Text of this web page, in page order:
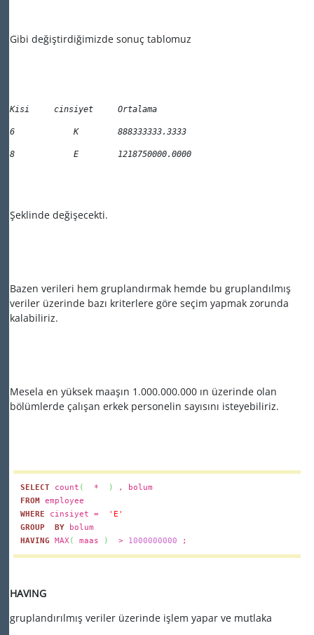
Gibi değiştirdiğimizde sonuç tablomuz
Kisi     cinsiyet     Ortalama
6            K        888333333.3333
8            E        1218750000.0000
Şeklinde değişecekti.
Bazen verileri hem gruplandırmak hemde bu gruplandılmış
veriler üzerinde bazı kriterlere göre seçim yapmak zorunda
kalabiliriz.
Mesela en yüksek maaşın 1.000.000.000 ın üzerinde olan
bölümlerde çalışan erkek personelin sayısını isteyebiliriz.
SELECT count ( * )
, bolum
FROM employee
WHERE cinsiyet =
'E'
GROUP
BY bolum
HAVING MAX ( maas ) > 1000000000 ;
HAVING
gruplandırılmış veriler üzerinde işlem yapar ve mutlaka